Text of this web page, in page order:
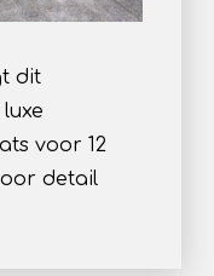
dit
voor 12
detail